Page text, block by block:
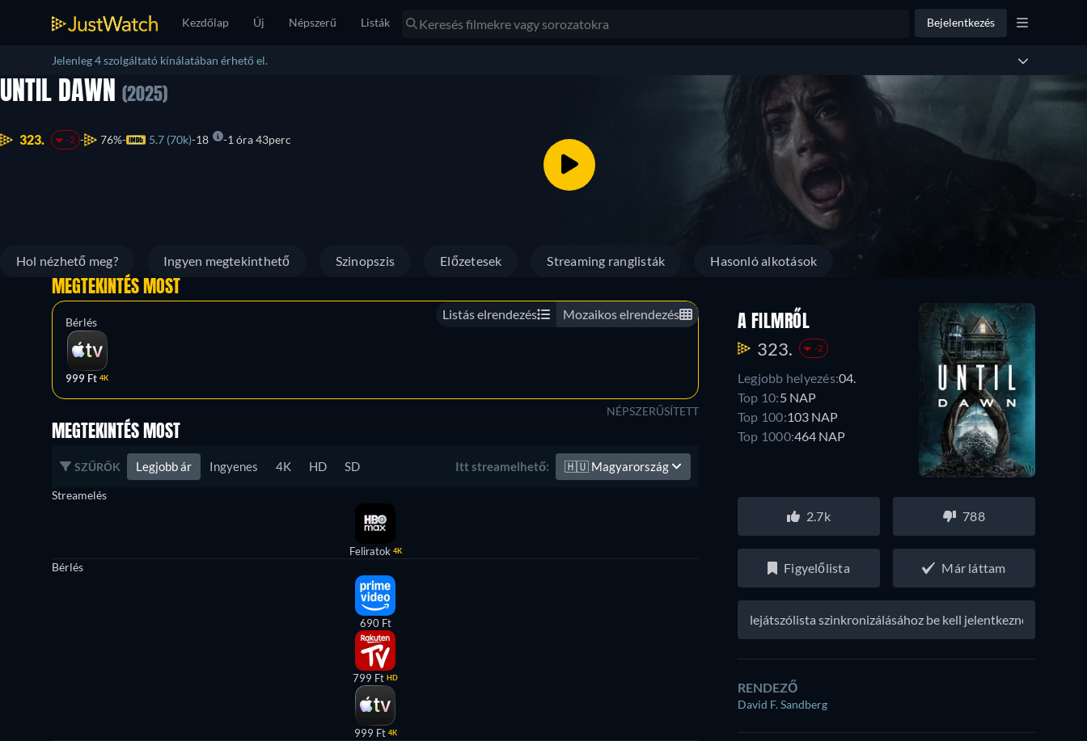
Kezdőlap Új Népszerű Listák Bejelentkezés
Jelenleg 4 szolgáltató kínálatában érhető el.
UNTIL DAWN (2025)
323. -2 76% 5.7 (70k) 18 1 óra 43perc
Hol nézhető meg? Ingyen megtekinthető Szinopszis Előzetesek Streaming ranglisták Hasonló alkotások
Listás elrendezés Mozaikos elrendezés
MEGTEKINTÉS MOST
Bérlés
999 Ft 4K
NÉPSZERŰSÍTETT
MEGTEKINTÉS MOST
SZŰRŐK Legjobb ár Ingyenes 4K HD SD Itt streamelhető: 🇭🇺 Magyarország
Streamelés
Feliratok 4K
Bérlés
690 Ft
799 Ft HD
999 Ft 4K
A FILMRŐL
323. -2
Legjobb helyezés:04.
Top 10:5 NAP
Top 100:103 NAP
Top 1000:464 NAP
2.7k 788
Figyelőlista Már láttam
A lejátszólista szinkronizálásához be kell jelentkezned
RENDEZŐ
David F. Sandberg